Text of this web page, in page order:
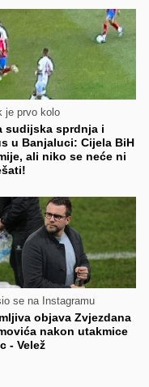
je prvo kolo
sudijska sprdnja i
u Banjaluci: Cijela BiH
ali niko se neće ni
se na Instagramu
objava Zvjezdana
nakon utakmice
- Velež